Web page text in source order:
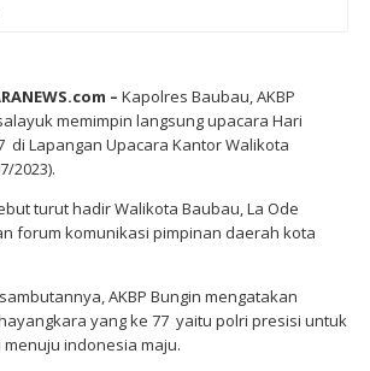
– Kapolres Baubau, AKBP
memimpin langsung upacara Hari
di Lapangan Upacara Kantor Walikota
2023).
turut hadir Walikota Baubau, La Ode
forum komunikasi pimpinan daerah kota
AKBP Bungin mengatakan
yang ke 77 yaitu polri presisi untuk
indonesia maju.